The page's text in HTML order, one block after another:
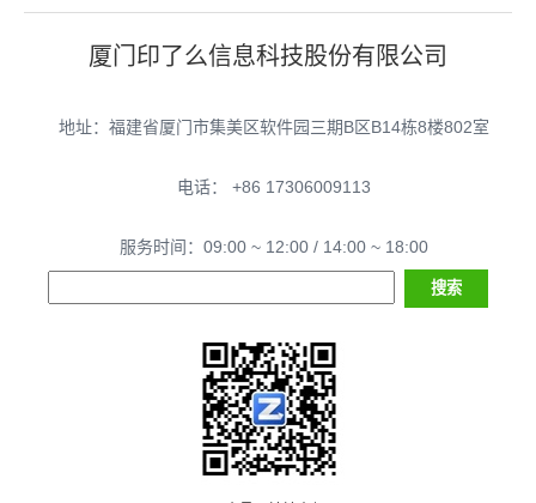
厦门印了么信息科技股份有限公司
地址：福建省厦门市集美区软件园三期B区B14栋8楼802室
电话： +86 17306009113
服务时间：09:00 ~ 12:00 / 14:00 ~ 18:00